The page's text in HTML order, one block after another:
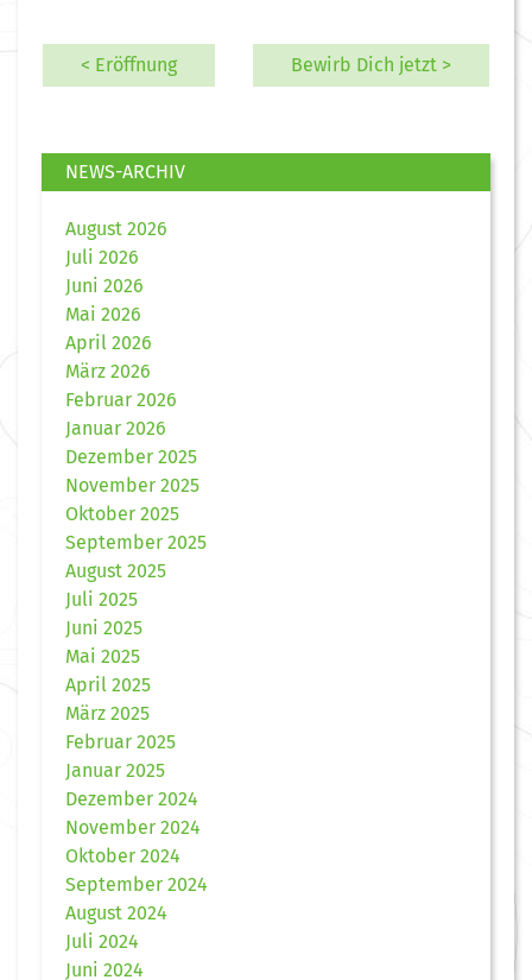
< Eröffnung Bewirb Dich jetzt >
NEWS-ARCHIV
August 2026
Juli 2026
Juni 2026
Mai 2026
April 2026
März 2026
Februar 2026
Januar 2026
Dezember 2025
November 2025
Oktober 2025
September 2025
August 2025
Juli 2025
Juni 2025
Mai 2025
April 2025
März 2025
Februar 2025
Januar 2025
Dezember 2024
November 2024
Oktober 2024
September 2024
August 2024
Juli 2024
Juni 2024